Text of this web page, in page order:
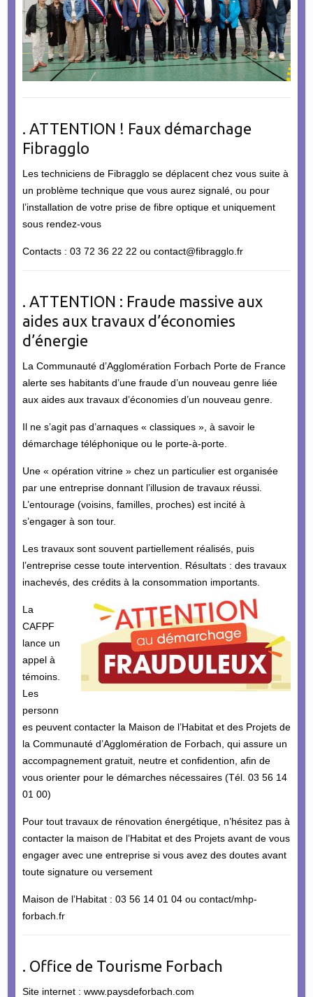
. ATTENTION ! Faux démarchage
Fibragglo
Les techniciens de Fibragglo se déplacent chez vous suite à
un problème technique que vous aurez signalé, ou pour
l’installation de votre prise de fibre optique et uniquement
sous rendez-vous
Contacts : 03 72 36 22 22 ou contact@fibragglo.fr
. ATTENTION : Fraude massive aux
aides aux travaux d’économies
d’énergie
La Communauté d’Agglomération Forbach Porte de France
alerte ses habitants d’une fraude d’un nouveau genre liée
aux aides aux travaux d’économies d’un nouveau genre.
Il ne s’agit pas d’arnaques « classiques », à savoir le
démarchage téléphonique ou le porte-à-porte.
Une « opération vitrine » chez un particulier est organisée
par une entreprise donnant l’illusion de travaux réussi.
L’entourage (voisins, familles, proches) est incité à
s’engager à son tour.
Les travaux sont souvent partiellement réalisés, puis
l’entreprise cesse toute intervention. Résultats : des travaux
inachevés, des crédits à la consommation importants.
La
CAFPF
lance un
appel à
témoins.
Les
personn
es peuvent contacter la Maison de l’Habitat et des Projets de
la Communauté d’Agglomération de Forbach, qui assure un
accompagnement gratuit, neutre et confidention, afin de
vous orienter pour le démarches nécessaires (Tél. 03 56 14
01 00)
Pour tout travaux de rénovation énergétique, n’hésitez pas à
contacter la maison de l’Habitat et des Projets avant de vous
engager avec une entreprise si vous avez des doutes avant
toute signature ou versement
Maison de l’Habitat : 03 56 14 01 04 ou contact/mhp-
forbach.fr
. Office de Tourisme Forbach
Site internet : www.paysdeforbach.com